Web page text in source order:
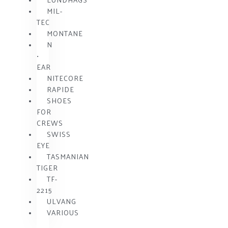
MIL-
TEC
MONTANE
N
•
EAR
NITECORE
RAPIDE
SHOES
FOR
CREWS
SWISS
EYE
TASMANIAN
TIGER
TF-
2215
ULVANG
VARIOUS